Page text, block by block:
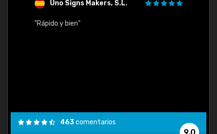
Uno Signs Makers, S.L.
"Rápido y bien"
463comentarios